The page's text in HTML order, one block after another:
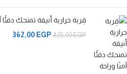
قِربة حرارية أنيقة تمنحك
425,00EGP
362,00 EGP